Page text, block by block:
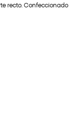
recto. Confeccionado